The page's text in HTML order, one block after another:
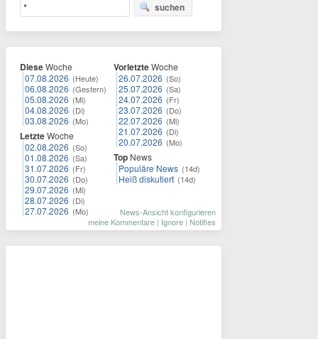
suchen
DieseWoche
07.08.2026 (Heute)
06.08.2026 (Gestern)
05.08.2026 (Mi)
04.08.2026 (Di)
03.08.2026 (Mo)
LetzteWoche
02.08.2026 (So)
01.08.2026 (Sa)
31.07.2026 (Fr)
30.07.2026 (Do)
29.07.2026 (Mi)
28.07.2026 (Di)
27.07.2026 (Mo)
VorletzteWoche
26.07.2026 (So)
25.07.2026 (Sa)
24.07.2026 (Fr)
23.07.2026 (Do)
22.07.2026 (Mi)
21.07.2026 (Di)
20.07.2026 (Mo)
Top News
Populäre News (14d)
Heiß diskutiert (14d)
News-Ansicht konfigurieren
meine Kommentare | Ignore | Notifies